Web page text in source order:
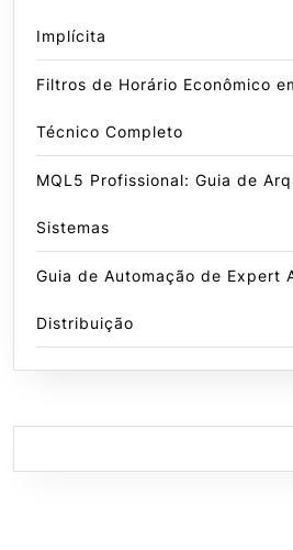
Implícita
Filtros de Horário Econômico
Técnico Completo
MQL5 Profissional: Guia de
Sistemas
Guia de Automação de Expert
Distribuição